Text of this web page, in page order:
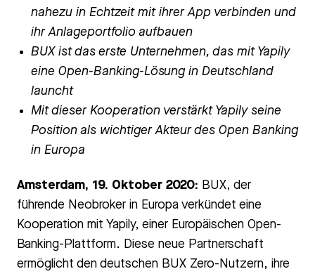
nahezu in Echtzeit mit ihrer App verbinden und
ihr Anlageportfolio aufbauen
BUX ist das erste Unternehmen, das mit Yapily
eine Open-Banking-Lösung in Deutschland
launcht
Mit dieser Kooperation verstärkt Yapily seine
Position als wichtiger Akteur des Open Banking
in Europa
Amsterdam, 19. Oktober 2020: BUX, der
führende Neobroker in Europa verkündet eine
Kooperation mit Yapily, einer Europäischen Open-
Banking-Plattform. Diese neue Partnerschaft
ermöglicht den deutschen BUX Zero-Nutzern, ihre